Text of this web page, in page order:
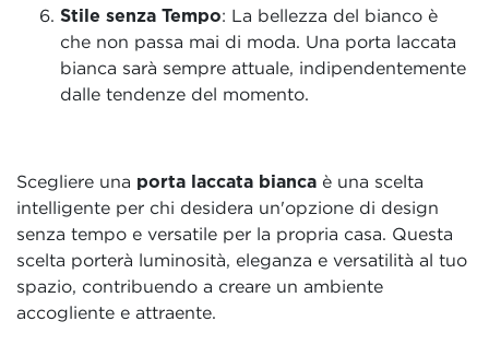
Stile senza Tempo: La bellezza del bianco è
che non passa mai di moda. Una porta laccata
bianca sarà sempre attuale, indipendentemente
dalle tendenze del momento.
Scegliere una porta laccata bianca è una scelta
intelligente per chi desidera un'opzione di design
senza tempo e versatile per la propria casa. Questa
scelta porterà luminosità, eleganza e versatilità al tuo
spazio, contribuendo a creare un ambiente
accogliente e attraente.